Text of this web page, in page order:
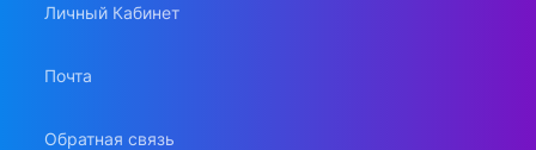
Личный Кабинет
Почта
Обратная связь